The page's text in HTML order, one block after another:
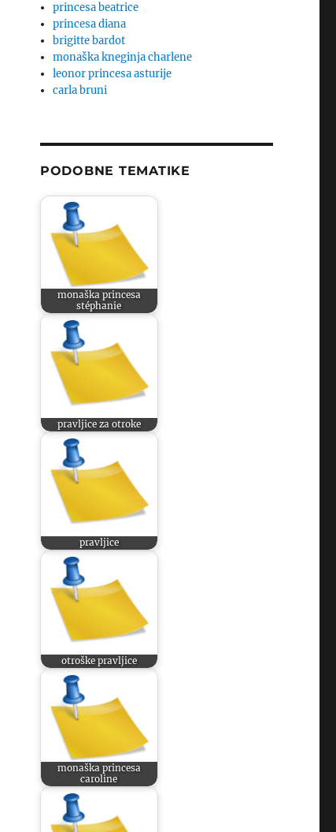
princesa beatrice
princesa diana
brigitte bardot
monaška kneginja charlene
leonor princesa asturije
carla bruni
PODOBNE TEMATIKE
monaška princesa
stéphanie
pravljice za otroke
pravljice
otroške pravljice
monaška princesa
caroline